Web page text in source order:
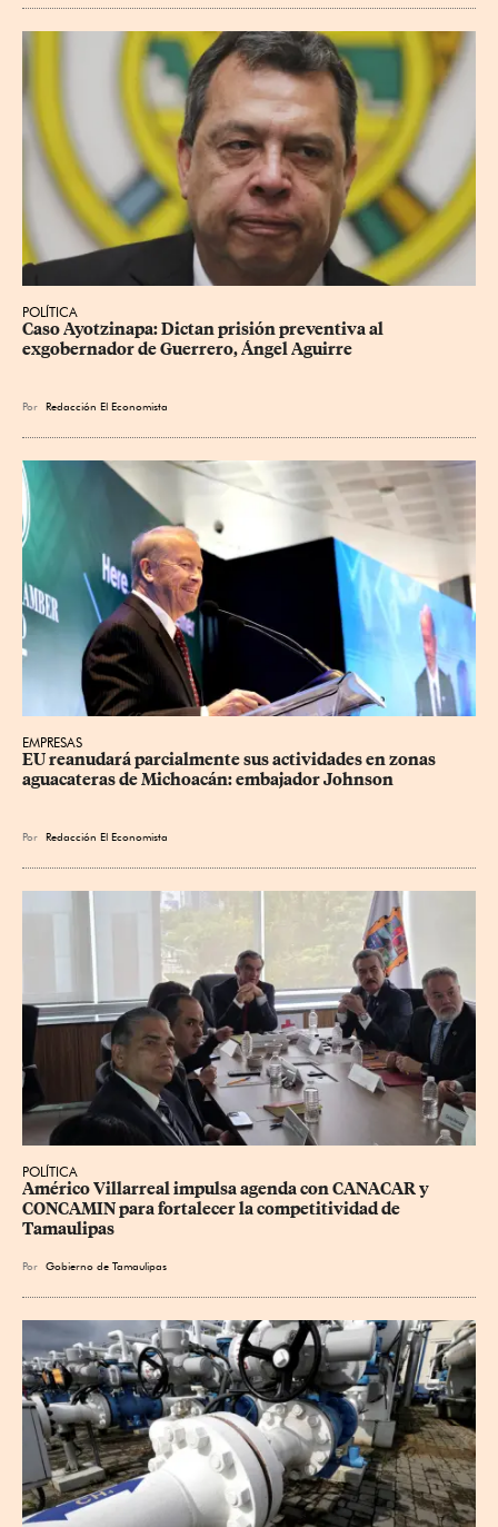
POLÍTICA
Caso Ayotzinapa: Dictan prisión preventiva al
exgobernador de Guerrero, Ángel Aguirre
Por Redacción El Economista
EMPRESAS
EU reanudará parcialmente sus actividades en zonas
aguacateras de Michoacán: embajador Johnson
Por Redacción El Economista
POLÍTICA
Américo Villarreal impulsa agenda con CANACAR y
CONCAMIN para fortalecer la competitividad de
Tamaulipas
Por Gobierno de Tamaulipas